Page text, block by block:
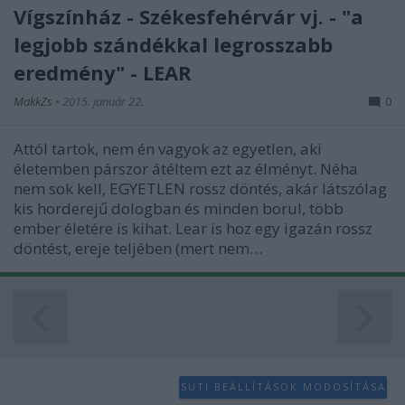
Vígszínház - Székesfehérvár vj. - "a
legjobb szándékkal legrosszabb
eredmény" - LEAR
MakkZs • 2015. január 22. 0
Attól tartok, nem én vagyok az egyetlen, aki
életemben párszor átéltem ezt az élményt. Néha
nem sok kell, EGYETLEN rossz döntés, akár látszólag
kis horderejű dologban és minden borul, több
ember életére is kihat. Lear is hoz egy igazán rossz
döntést, ereje teljében (mert nem…
SÜTI BEÁLLÍTÁSOK MÓDOSÍTÁSA